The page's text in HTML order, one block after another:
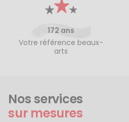
172 ans
Votre référence beaux-
arts
Nos services
sur mesures